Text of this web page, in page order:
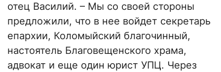
отец Василий. – Мы со своей стороны
предложили, что в нее войдет секретарь
епархии, Коломыйский благочинный,
настоятель Благовещенского храма,
адвокат и еще один юрист УПЦ. Через